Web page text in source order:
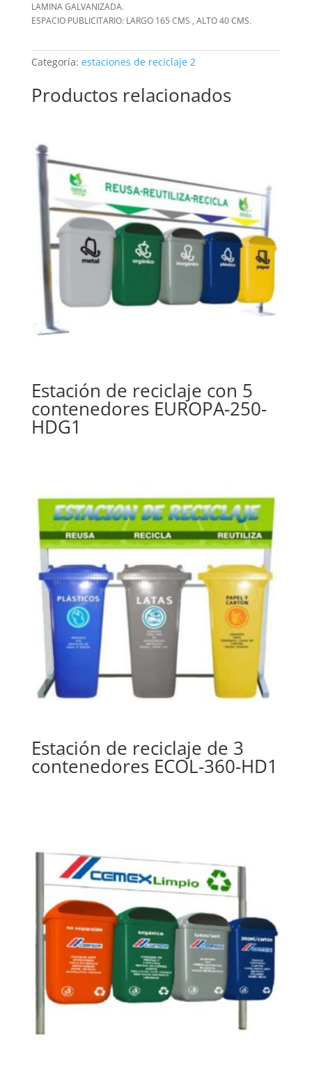
LAMINA GALVANIZADA.
ESPACIO PUBLICITARIO: LARGO 165 CMS , ALTO 40 CMS.
Categoría: estaciones de reciclaje 2
Productos relacionados
Estación de reciclaje con 5
contenedores EUROPA-250-
HDG1
Estación de reciclaje de 3
contenedores ECOL-360-HD1